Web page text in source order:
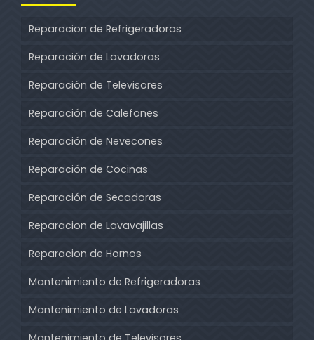
Reparacion de Refrigeradoras
Reparación de Lavadoras
Reparación de Televisores
Reparación de Calefones
Reparación de Nevecones
Reparación de Cocinas
Reparación de Secadoras
Reparacion de Lavavajillas
Reparacion de Hornos
Mantenimiento de Refrigeradoras
Mantenimiento de Lavadoras